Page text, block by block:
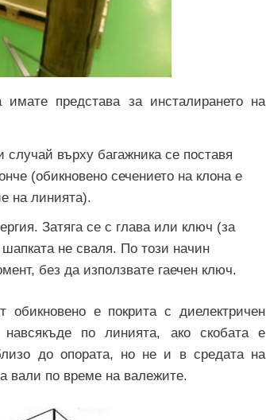
представа за инсталирането на
върху багажника се поставя
(обикновено сечението на клона е
на линията).
Затяга се с глава или ключ (за
не сваля. По този начин
без да използвате гаечен ключ.
обикновено е покрита с диелектричен
по линията, ако скобата е
до опората, но не и в средата на
вали по време на валежите.